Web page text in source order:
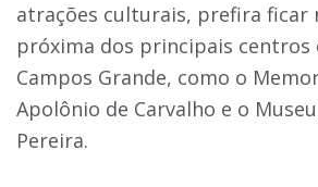
atrações culturais, prefira ficar
próxima dos principais centros
Campos Grande, como o
Apolônio de Carvalho e o
Pereira.